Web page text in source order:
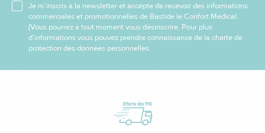
Je m’inscris à la newsletter et accepte de recevoir des informations
commerciales et promotionnelles de Bastide le Confort Médical.
(Vous pourrez à tout moment vous désinscrire. Pour plus
d’informations vous pouvez prendre connaissance de la charte de
protection des données personnelles.